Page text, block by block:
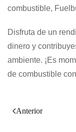
combustible,
Disfruta de un
dinero y
ambiente. ¡Es
de combustible
Anterior